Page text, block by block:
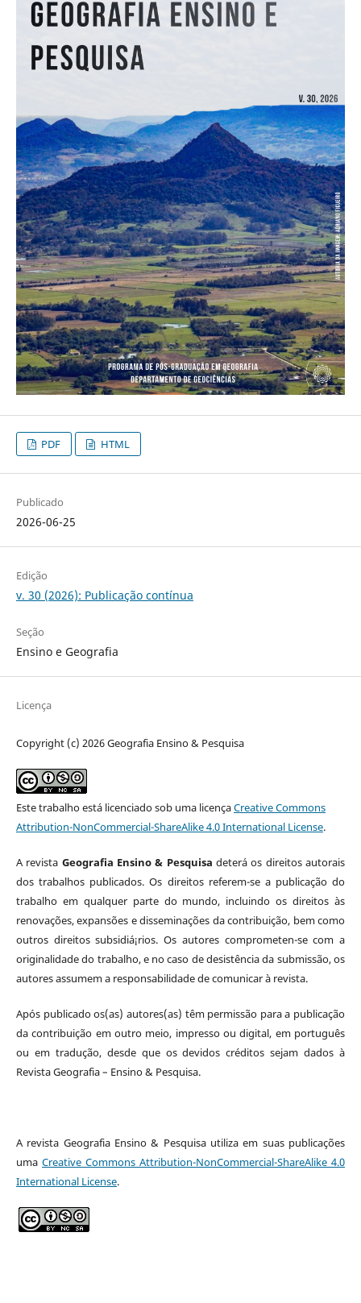
PDF HTML
Publicado
2026-06-25
Edição
v. 30 (2026): Publicação contínua
Seção
Ensino e Geografia
Licença
Copyright (c) 2026 Geografia Ensino & Pesquisa
Este trabalho está licenciado sob uma licençaCreative Commons
Attribution-NonCommercial-ShareAlike 4.0 International License.
A revista Geografia Ensino & Pesquisa deterá os direitos autorais
dos trabalhos publicados. Os direitos referem-se a publicação do
trabalho em qualquer parte do mundo, incluindo os direitos às
renovações, expansões e disseminações da contribuição, bem como
outros direitos subsidiá¡rios. Os autores comprometen-se com a
originalidade do trabalho, e no caso de desistência da submissão, os
autores assumem a responsabilidade de comunicar à revista.
Após publicado os(as) autores(as) têm permissão para a publicação
da contribuição em outro meio, impresso ou digital, em português
ou em tradução, desde que os devidos créditos sejam dados à
Revista Geografia – Ensino & Pesquisa.
A revista Geografia Ensino & Pesquisa utiliza em suas publicações
uma Creative Commons Attribution-NonCommercial-ShareAlike 4.0
International License.